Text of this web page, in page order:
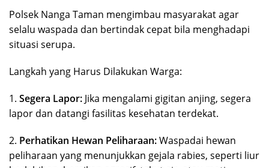
Polsek Nanga Taman mengimbau masyarakat agar
selalu waspada dan bertindak cepat bila menghadapi
situasi serupa.
Langkah yang Harus Dilakukan Warga:
1. Segera Lapor: Jika mengalami gigitan anjing, segera
lapor dan datangi fasilitas kesehatan terdekat.
2. Perhatikan Hewan Peliharaan:Waspadai hewan
peliharaan yang menunjukkan gejala rabies, seperti liur